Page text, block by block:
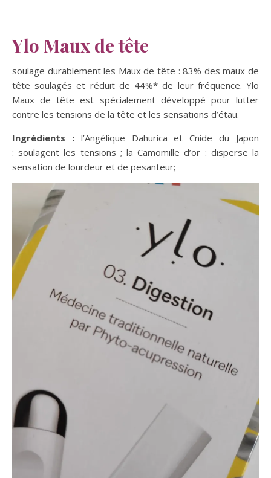
Ylo Maux de tête
soulage durablement les Maux de tête : 83% des maux de
tête soulagés et réduit de 44%* de leur fréquence. Ylo
Maux de tête est spécialement développé pour lutter
contre les tensions de la tête et les sensations d’étau.
Ingrédients :l’Angélique Dahurica et Cnide du Japon
: soulagent les tensions ; la Camomille d’or : disperse la
sensation de lourdeur et de pesanteur;